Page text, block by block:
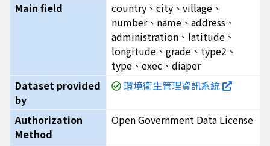
Main field
country、city、village、
number、name、address、
administration、latitude、
longitude、grade、type2、
type、exec、diaper
Dataset provided
by
環境衛生管理資訊系統
Authorization
Method
Open Government Data License